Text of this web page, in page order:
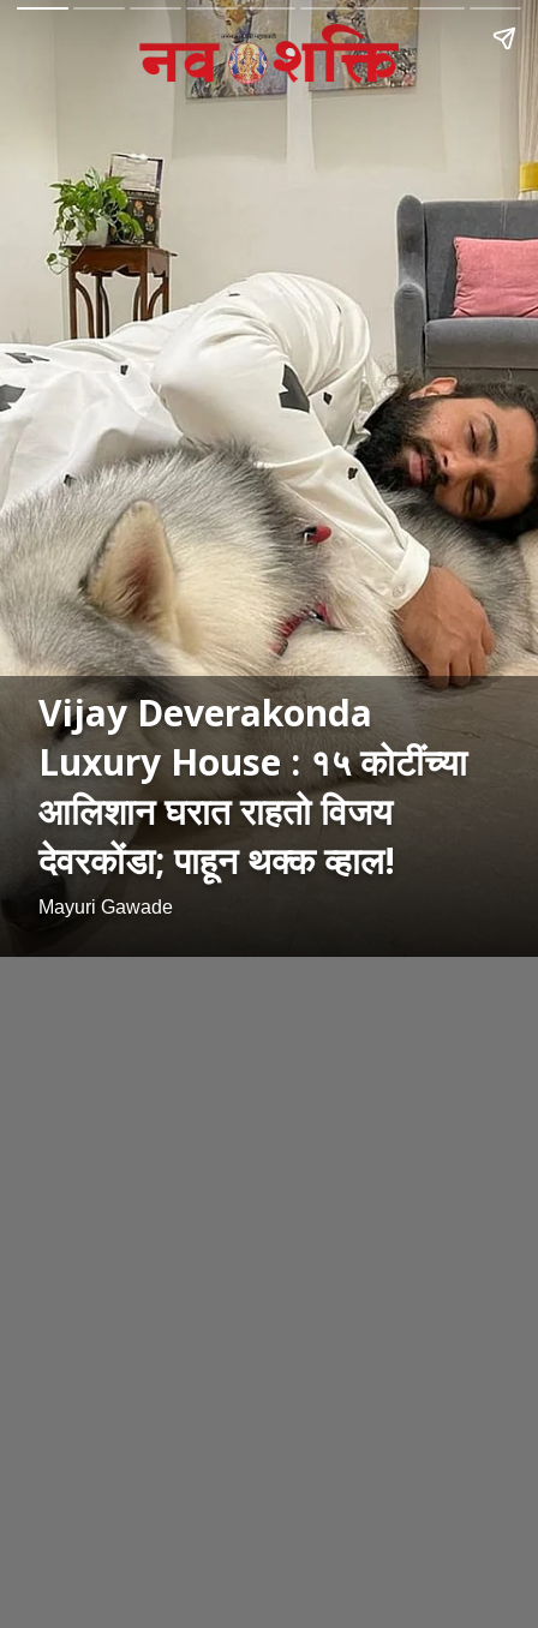
Vijay Deverakonda
Luxury House : १५ कोटींच्या
आलिशान घरात राहतो विजय
देवरकोंडा; पाहून थक्क व्हाल!
Mayuri Gawade